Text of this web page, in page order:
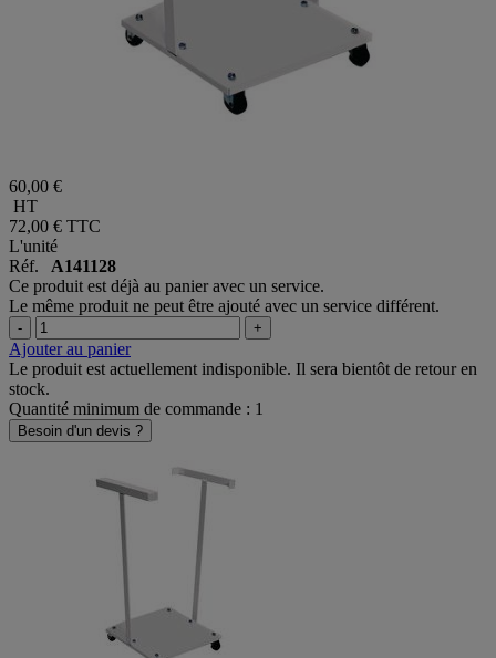
60,00 €
HT
72,00 € TTC
L'unité
Réf. A141128
Ce produit est déjà au panier avec un service.
Le même produit ne peut être ajouté avec un service différent.
- +
Ajouter au panier
Le produit est actuellement indisponible. Il sera bientôt de retour en
stock.
Quantité minimum de commande : 1
Besoin d'un devis ?